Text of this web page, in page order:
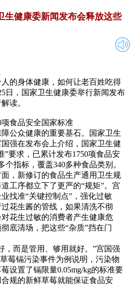
年05月26日
生健康委新闻发布会释放这些
身体健康，如何让老百姓吃得
日，国家卫生健康委举行新闻发布
读。
食品安全国家标准
众健康的重要基石。国家卫生
强在发布会上介绍，国家卫生健
”要求，已累计发布1750项食品安
个指标，覆盖340多种食品类别。
新修订的食品生产通用卫生规
工序都立下了更严的“规矩”。宫
找准“关键控制点”，强化过敏
花生酱的管线，如果清洗不彻
花生过敏的消费者产生健康危
底清场，把这些“杂质”挡在门
而是管用、够用就好。”宫国强
莓镉污染事件为例说明，污染物
设置了镉限量0.05mg/kg的标准要
规的新鲜草莓就能保证食品安